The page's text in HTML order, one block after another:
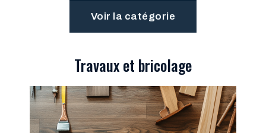
Voir la catégorie
Travaux et bricolage